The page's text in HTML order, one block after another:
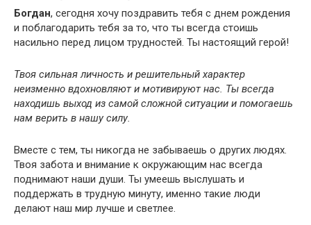
Богдан, сегодня хочу поздравить тебя с днем рождения
и поблагодарить тебя за то, что ты всегда стоишь
насильно перед лицом трудностей. Ты настоящий герой!
Твоя сильная личность и решительный характер
неизменно вдохновляют и мотивируют нас. Ты всегда
находишь выход из самой сложной ситуации и помогаешь
нам верить в нашу силу.
Вместе с тем, ты никогда не забываешь о других людях.
Твоя забота и внимание к окружающим нас всегда
поднимают наши души. Ты умеешь выслушать и
поддержать в трудную минуту, именно такие люди
делают наш мир лучше и светлее.